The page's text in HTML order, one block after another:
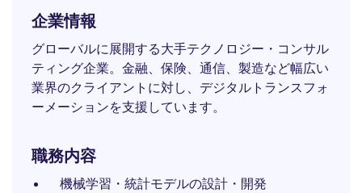
企業情報
グローバルに展開する大手テクノロジー・コンサル
ティング企業。金融、保険、通信、製造など幅広い
業界のクライアントに対し、デジタルトランスフォ
ーメーションを支援しています。
職務内容
機械学習・統計モデルの設計・開発